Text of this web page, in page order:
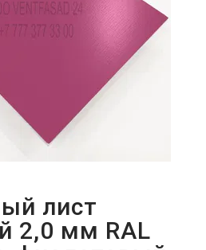
лист
2,0 мм RAL